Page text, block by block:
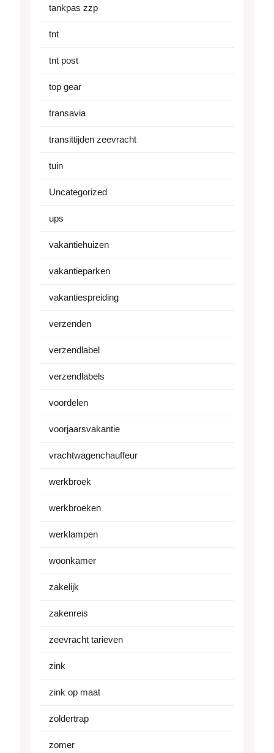
tankpas zzp
tnt
tnt post
top gear
transavia
transittijden zeevracht
tuin
Uncategorized
ups
vakantiehuizen
vakantieparken
vakantiespreiding
verzenden
verzendlabel
verzendlabels
voordelen
voorjaarsvakantie
vrachtwagenchauffeur
werkbroek
werkbroeken
werklampen
woonkamer
zakelijk
zakenreis
zeevracht tarieven
zink
zink op maat
zoldertrap
zomer